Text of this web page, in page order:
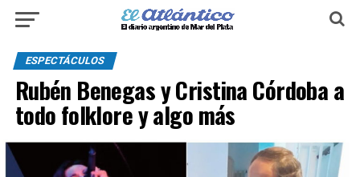
ESPECTÁCULOS
Rubén Benegas y Cristina Córdoba a
todo folklore y algo más